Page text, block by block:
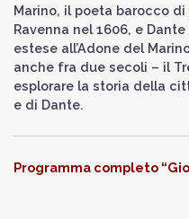
Marino, il poeta barocco
Ravenna nel 1606, e
estese all’Adone del
anche fra due secoli – il
esplorare la storia della
e di Dante.
Programma completo